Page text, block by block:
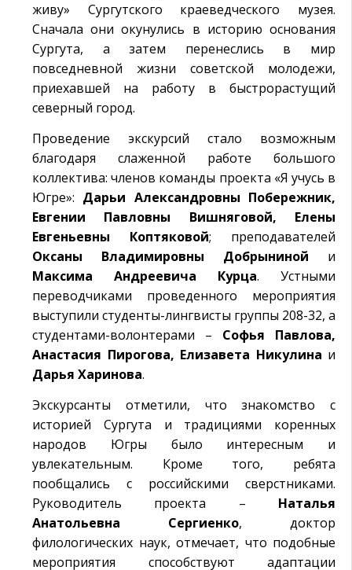
живу» Сургутского краеведческого музея.
Сначала они окунулись в историю основания
Сургута, а затем перенеслись в мир
повседневной жизни советской молодежи,
приехавшей на работу в быстрорастущий
северный город.
Проведение экскурсий стало возможным
благодаря слаженной работе большого
коллектива: членов команды проекта «Я учусь в
Югре»: Дарьи Александровны Побережник,
Евгении Павловны Вишняговой, Елены
Евгеньевны Коптяковой; преподавателей
Оксаны Владимировны Добрыниной и
Максима Андреевича Курца. Устными
переводчиками проведенного мероприятия
выступили студенты-лингвисты группы 208-32, а
студентами-волонтерами – Софья Павлова,
Анастасия Пирогова, Елизавета Никулина и
Дарья Харинова.
Экскурсанты отметили, что знакомство с
историей Сургута и традициями коренных
народов Югры было интересным и
увлекательным. Кроме того, ребята
пообщались с российскими сверстниками.
Руководитель проекта – Наталья
Анатольевна Сергиенко, доктор
филологических наук, отмечает, что подобные
мероприятия способствуют адаптации